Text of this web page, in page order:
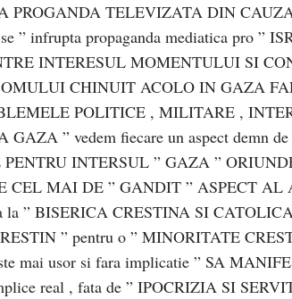
PROGANDA TELEVIZATA DIN
” infrupta propaganda mediatica pro ”
INTERESUL MOMENTULUI SI
CHINUIT ACOLO IN GAZA
POLITICE , MILITARE ,
GAZA ” vedem fiecare un aspect demn
INTERSUL ” GAZA ”
CEL MAI DE ” GANDIT ” ASPECT AL
la ” BISERICA CRESTINA SI
” pentru o ” MINORITATE
mai usor si fara implicatie ” SA
real , fata de ” IPOCRIZIA SI